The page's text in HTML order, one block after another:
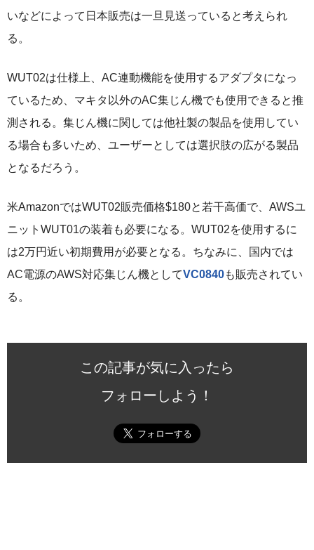
いなどによって日本販売は一旦見送っていると考えられ
る。
WUT02は仕様上、AC連動機能を使用するアダプタになっ
ているため、マキタ以外のAC集じん機でも使用できると推
測される。集じん機に関しては他社製の製品を使用してい
る場合も多いため、ユーザーとしては選択肢の広がる製品
となるだろう。
米AmazonではWUT02販売価格$180と若干高価で、AWSユ
ニットWUT01の装着も必要になる。WUT02を使用するに
は2万円近い初期費用が必要となる。ちなみに、国内では
AC電源のAWS対応集じん機としてVC0840も販売されてい
る。
この記事が気に入ったら
フォローしよう！